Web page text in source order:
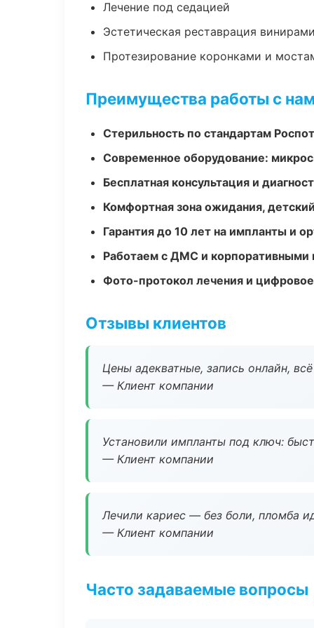
Лечение под седацией
Эстетическая реставрация
Протезирование коронками и
Преимущества работы с
Стерильность по стандартам
Современное оборудование:
Бесплатная консультация и
Комфортная зона ожидания,
Гарантия до 10 лет на импланты и
Работаем с ДМС и корпоративными
Фото-протокол лечения и
Отзывы клиентов
Цены адекватные, запись онлайн,
— Клиент компании
Установили импланты под ключ:
— Клиент компании
Лечили кариес — без боли, пломба
— Клиент компании
Часто задаваемые вопросы